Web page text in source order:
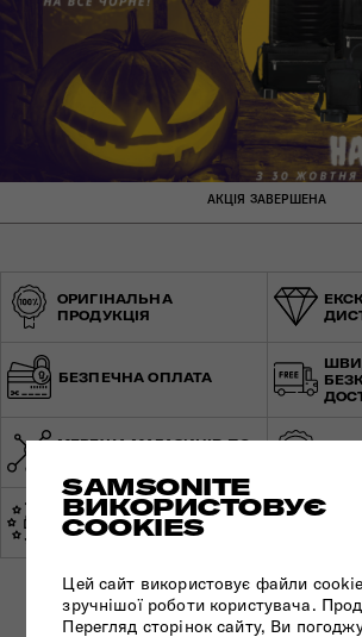
SAMSONITE
ВИКОРИСТОВУЄ
COOKIES
Цей сайт використовує файли
зручнішої роботи користувача.
Перегляд сторінок сайту, Ви
АКЦІЯ ЗАВЕРШЕНА
ОРИГІНАЛЬНА
ПРОДУКЦІЯ
БЕЗПЕЧНА ОПЛАТА
МЕРЕЖА МАГАЗИНІВ ПО
ЗРОБЛЕНО В ЄВРОПІ